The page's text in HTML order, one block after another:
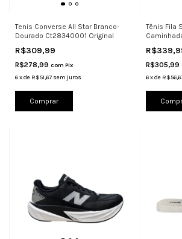
Tenis Converse All Star Branco-
Dourado Ct28340001 Original
R$309,99
R$278,99 com Pix
6xde R$51,67 sem juros
Comprar
Tênis Fila
R$305,99
6 xde